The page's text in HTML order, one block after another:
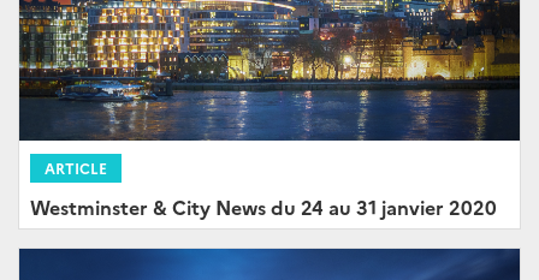
ARTICLE
Westminster & City News du 24 au 31 janvier 2020